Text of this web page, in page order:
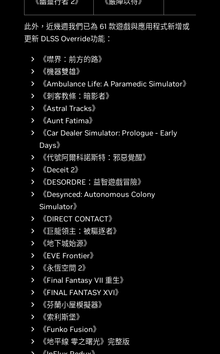
此外，近幾週我們已為 61 款遊戲與應用程式新增或
更新 DLSS Override功能：
《噤界：前方的路》
《機器雙雄》
《Ambulance Life: A Paramedic Simulator》
《刺客教條：暗影者》
《Astral Tracks》
《Aunt Fatima》
《Car Dealer Simulator: Prologue - Early
Days》
《代號阿爾科諾斯特：邪惡覺醒》
《Deceit 2》
《DESORDRE：益智遊戲冒險》
《Desynced: Autonomous Colony
Simulator》
《DIRECT CONTACT》
《巨龍領主：被驅逐者》
《地下城始源》
《EVE Frontier》
《永恆空間 2》
《Final Fantasy VII 重生》
《FINAL FANTASY XVI》
《芬蘭小屋模擬器》
《索利斯堡》
《Funko Fusion》
《地平線 零之曙光》完整版